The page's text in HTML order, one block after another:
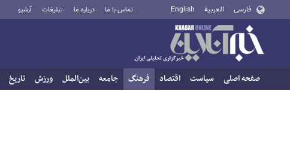
فارسی العربية English تماس با ما درباره ما تبلیغات آرشیو
صفحه اصلی سیاست اقتصاد فرهنگ جامعه بین‌الملل ورزش تاریخ